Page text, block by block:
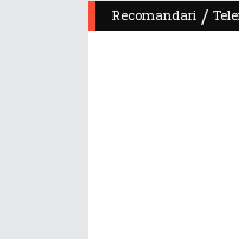
Recomandari /